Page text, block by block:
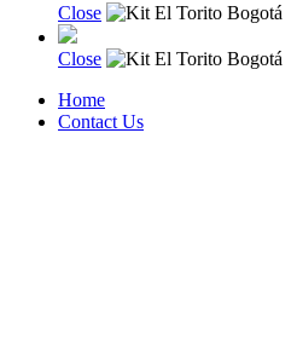
Close
Close
Home
Contact Us